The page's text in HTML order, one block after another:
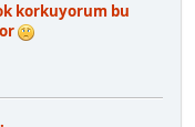
korkuyorum bu